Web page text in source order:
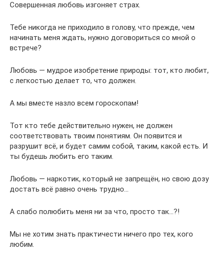
Совершенная любовь изгоняет страх.
Тебе никогда не приходило в голову, что прежде, чем
начинать меня ждать, нужно договориться со мной о
встрече?
Любовь — мудрое изобретение природы: тот, кто любит,
с легкостью делает то, что должен.
A мы вместе назло всем гороскопам!
Тот кто тебе действительно нужен, не должен
соответствовать твоим понятиям. Он появится и
разрушит всё, и будет самим собой, таким, какой есть. И
ты будешь любить его таким.
Любовь — наркотик, который не запрещён, но свою дозу
достать всё равно очень трудно…
А слабо полюбить меня ни за что, просто так…?!
Мы не хотим знать практичести ничего про тех, кого
любим.